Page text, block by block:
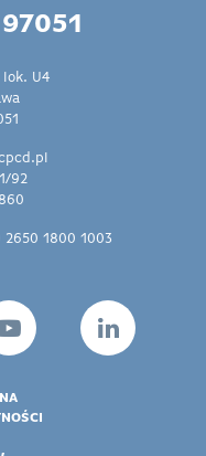
lok. U4
92
1800 1003